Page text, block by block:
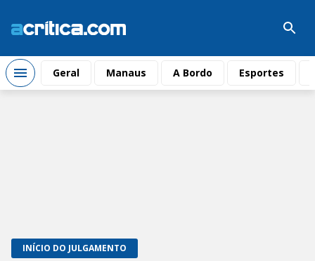
Geral Manaus A Bordo Esportes
INÍCIO DO JULGAMENTO